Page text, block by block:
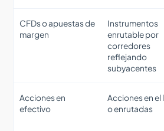
CFDs o apuestas de
margen
Instrumentos
enrutable por
corredores
reflejando
subyacentes
Acciones en
efectivo
Acciones en el
o enrutadas